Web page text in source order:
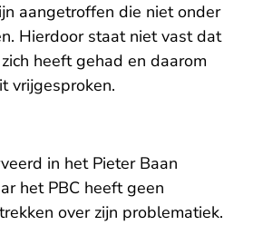
aangetroffen die niet onder
Hierdoor staat niet vast dat
heeft gehad en daarom
vrijgesproken.
in het Pieter Baan
het PBC heeft geen
over zijn problematiek.